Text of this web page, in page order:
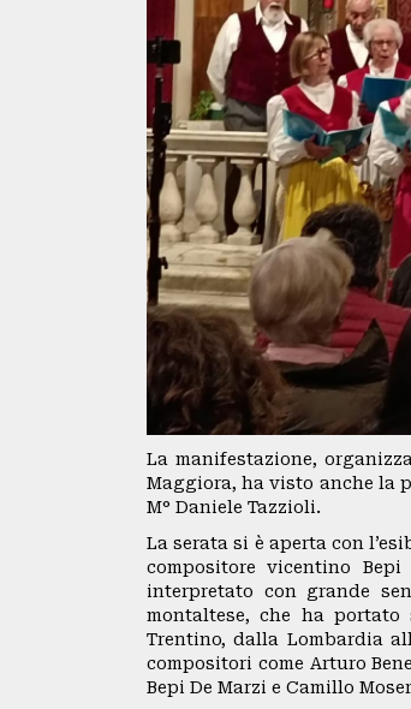
CIASPOLE
CASCATE
TORRENTISMO
MONDO
CAI
SEZIONI
GRUPPI
REGIONALI
ORGANI
TECNICI
La manifestazione,
Maggiora, ha visto anche la
M° Daniele Tazzioli.
La serata si è aperta con
compositore vicentino
interpretato con grande
montaltese, che ha
Trentino, dalla Lombardia
compositori come Arturo
Bepi De Marzi e Camillo